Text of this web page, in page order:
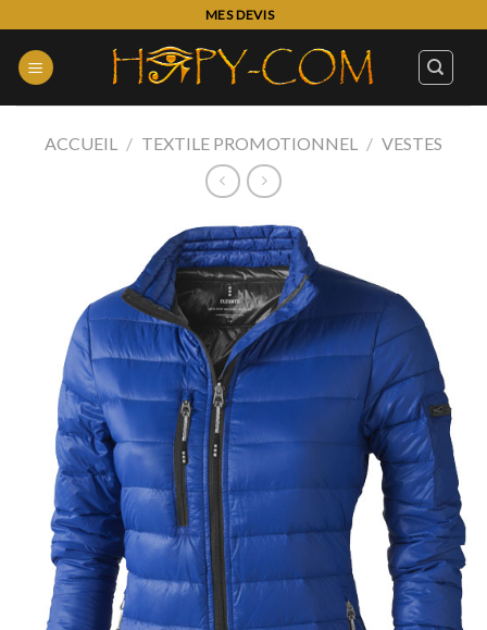
content
MES DEVIS
ACCUEIL / TEXTILE PROMOTIONNEL / VESTES